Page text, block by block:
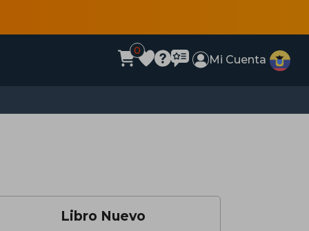
0
Mi Cuenta
Libro Nuevo